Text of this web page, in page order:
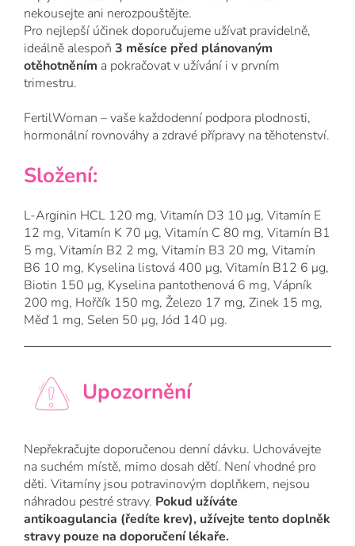
nekousejte ani nerozpouštějte.
Pro nejlepší účinek doporučujeme užívat pravidelně,
ideálně alespoň 3 měsíce před plánovaným
otěhotněním a pokračovat v užívání i v prvním
trimestru.
FertilWoman – vaše každodenní podpora plodnosti,
hormonální rovnováhy a zdravé přípravy na těhotenství.
Složení:
L-Arginin HCL 120 mg, Vitamín D3 10 μg, Vitamín E
12 mg, Vitamín K 70 μg, Vitamín C 80 mg, Vitamín B1
5 mg, Vitamín B2 2 mg, Vitamín B3 20 mg, Vitamín
B6 10 mg, Kyselina listová 400 μg, Vitamín B12 6 μg,
Biotin 150 μg, Kyselina pantothenová 6 mg, Vápník
200 mg, Hořčík 150 mg, Železo 17 mg, Zinek 15 mg,
Měď 1 mg, Selen 50 μg, Jód 140 μg.
Upozornění
Nepřekračujte doporučenou denní dávku. Uchovávejte
na suchém místě, mimo dosah dětí. Není vhodné pro
děti. Vitamíny jsou potravinovým doplňkem, nejsou
náhradou pestré stravy. Pokud užíváte
antikoagulancia (ředíte krev), užívejte tento doplněk
stravy pouze na doporučení lékaře.